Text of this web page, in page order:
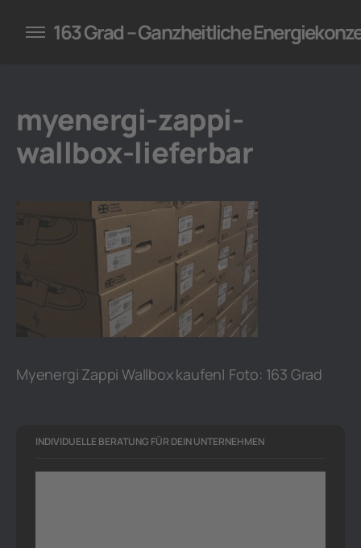
für Unternehmen
163 Grad – Ganzheitliche
myenergi-zappi-
wallbox-lieferbar
Myenergi Zappi Wallbox kaufen| Foto: 163 Grad
INDIVIDUELLE BERATUNG FÜR DEIN UNTERNEHMEN